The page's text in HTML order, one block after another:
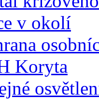
v okolí
Koryta